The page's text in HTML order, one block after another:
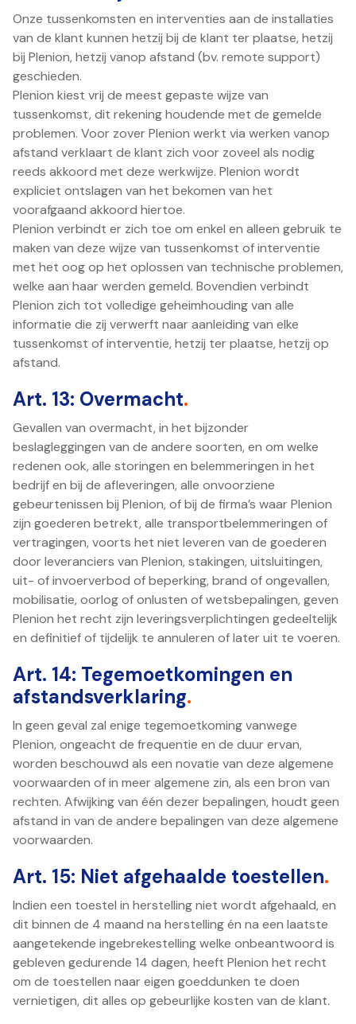
Onze tussenkomsten en interventies aan de installaties
van de klant kunnen hetzij bij de klant ter plaatse, hetzij
bij Plenion, hetzij vanop afstand (bv. remote support)
geschieden.
Plenion kiest vrij de meest gepaste wijze van
tussenkomst, dit rekening houdende met de gemelde
problemen. Voor zover Plenion werkt via werken vanop
afstand verklaart de klant zich voor zoveel als nodig
reeds akkoord met deze werkwijze. Plenion wordt
expliciet ontslagen van het bekomen van het
voorafgaand akkoord hiertoe.
Plenion verbindt er zich toe om enkel en alleen gebruik te
maken van deze wijze van tussenkomst of interventie
met het oog op het oplossen van technische problemen,
welke aan haar werden gemeld. Bovendien verbindt
Plenion zich tot volledige geheimhouding van alle
informatie die zij verwerft naar aanleiding van elke
tussenkomst of interventie, hetzij ter plaatse, hetzij op
afstand.
Art. 13: Overmacht.
Gevallen van overmacht, in het bijzonder
beslagleggingen van de andere soorten, en om welke
redenen ook, alle storingen en belemmeringen in het
bedrijf en bij de afleveringen, alle onvoorziene
gebeurtenissen bij Plenion, of bij de firma’s waar Plenion
zijn goederen betrekt, alle transportbelemmeringen of
vertragingen, voorts het niet leveren van de goederen
door leveranciers van Plenion, stakingen, uitsluitingen,
uit- of invoerverbod of beperking, brand of ongevallen,
mobilisatie, oorlog of onlusten of wetsbepalingen, geven
Plenion het recht zijn leveringsverplichtingen gedeeltelijk
en definitief of tijdelijk te annuleren of later uit te voeren.
Art. 14: Tegemoetkomingen en
afstandsverklaring.
In geen geval zal enige tegemoetkoming vanwege
Plenion, ongeacht de frequentie en de duur ervan,
worden beschouwd als een novatie van deze algemene
voorwaarden of in meer algemene zin, als een bron van
rechten. Afwijking van één dezer bepalingen, houdt geen
afstand in van de andere bepalingen van deze algemene
voorwaarden.
Art. 15: Niet afgehaalde toestellen.
Indien een toestel in herstelling niet wordt afgehaald, en
dit binnen de 4 maand na herstelling én na een laatste
aangetekende ingebrekestelling welke onbeantwoord is
gebleven gedurende 14 dagen, heeft Plenion het recht
om de toestellen naar eigen goeddunken te doen
vernietigen, dit alles op gebeurlijke kosten van de klant.